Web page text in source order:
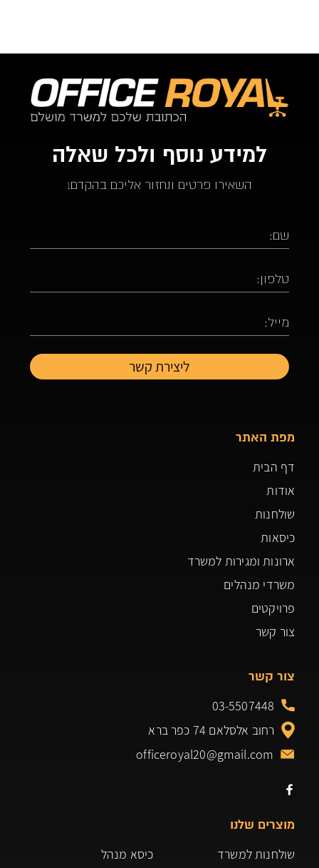
למידע נוסף ולכל שאלה
השאירו פרטים ונחזור אליכם בהקדם!
מפת האתר
דף הבית
אודות
שולחנות
כיסאות
ארונות ומגירות למשרד
משרדי מנהלים
פרויקטים
צור קשר
מוצרים שלנו
שולחנות למשרד
כיסא מנהל
צור קשר
03-5507448
רחוב אלסלאם 74 כפר ברא
officeroyal20@gmail.com